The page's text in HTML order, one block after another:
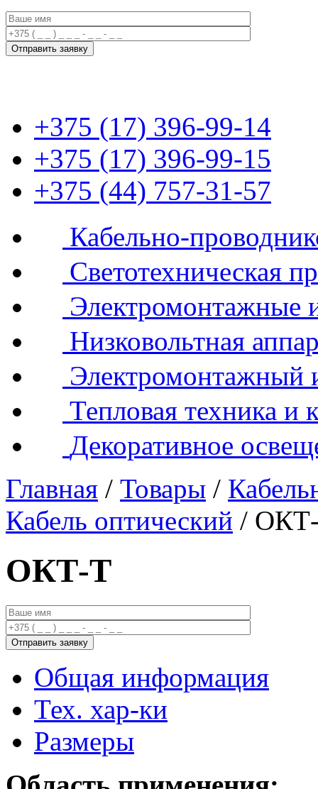
+375 (17) 396-99-14
+375 (17) 396-99-15
+375 (44) 757-31-57
Кабельно-
Светотехническая
Электромонтажные
Низковольтная
Электромонтажный
Тепловая техника и
Декоративное
Главная / Товары /
Кабель оптический /
ОКТ-Т
Общая информация
Тех. хар-ки
Размеры